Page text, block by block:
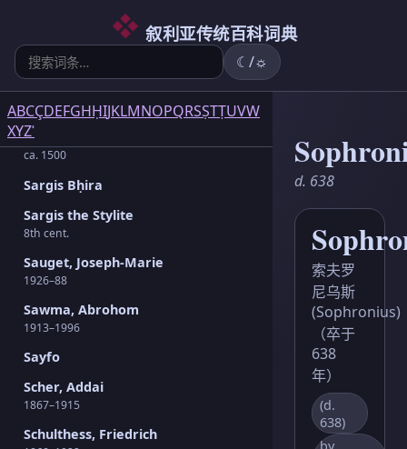
叙利亚传统百科词典
☾/☼
ABCÇDEFGHḤIJKLMNOPQRSṢTṬUVW
XYZʿ
Salomon, Désiré
1838–1914
Samuel, Athanasios Yeshuʿ
1907–1995
Sargis bar Waḥle
ca. 1500
Sargis Bḥira
Sargis the Stylite
8th cent.
Sauget, Joseph-Marie
1926–88
Sawma, Abrohom
1913–1996
Sayfo
Scher, Addai
1867–1915
Schulthess, Friedrich
d. 638
索夫罗
尼乌斯
(Sophronius)
（卒于
638
年）
(d.
638)
by